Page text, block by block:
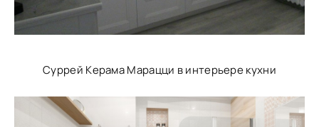
Суррей Керама Марацци в интерьере кухни